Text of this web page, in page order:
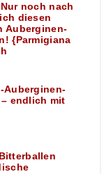
noch nach
diesen
Auberginen-
{Parmigiana
Auberginen-
endlich mit